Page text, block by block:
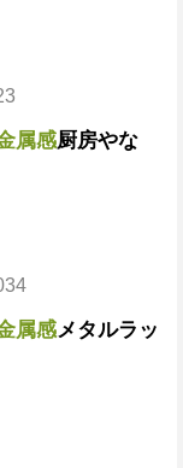
属感厨房やな
属感メタルラッ